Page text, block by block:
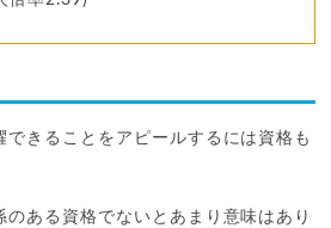
できることをアピールするには資格も
ある資格でないとあまり意味はあり